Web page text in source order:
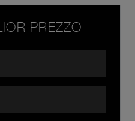
PREZZO